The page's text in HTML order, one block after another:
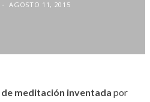
AGOSTO 11, 2015
meditación inventada por